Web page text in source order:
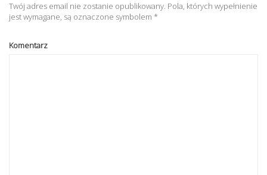
Twój adres email nie zostanie opublikowany. Pola, których wypełnienie
jest wymagane, są oznaczone symbolem *
Komentarz